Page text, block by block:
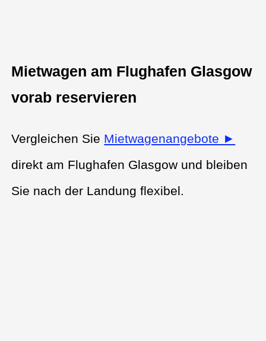
Mietwagen am Flughafen Glasgow
vorab reservieren
Vergleichen Sie Mietwagenangebote ►
direkt am Flughafen Glasgow und bleiben
Sie nach der Landung flexibel.